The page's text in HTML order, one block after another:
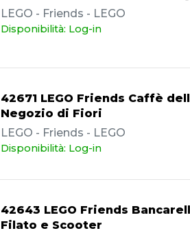
LEGO - Friends - LEGO
Disponibilità: Log-in
42671 LEGO Friends Caffè
Negozio di Fiori
LEGO - Friends - LEGO
Disponibilità: Log-in
42643 LEGO Friends
Filato e Scooter